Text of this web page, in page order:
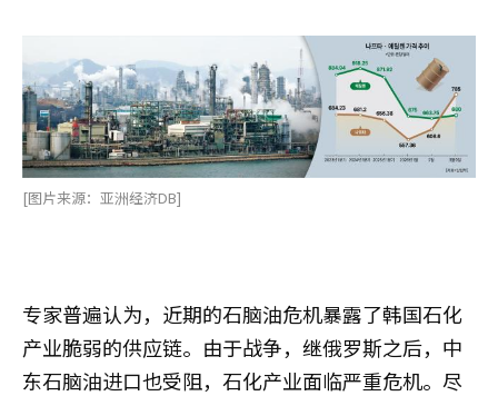
[图片来源：亚洲经济DB]
专家普遍认为，近期的石脑油危机暴露了韩国石化
产业脆弱的供应链。由于战争，继俄罗斯之后，中
东石脑油进口也受阻，石化产业面临严重危机。尽